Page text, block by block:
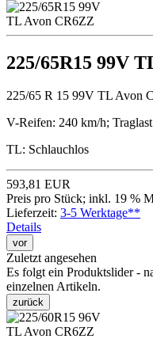
225/65R15 99V
225/65 R 15 99V TL Avon
V-Reifen: 240 km/h;
TL: Schlauchlos
593,81 EUR
Preis pro Stück; inkl. 19 %
Lieferzeit: 3-5 Werktage**
Details
vor
Zuletzt angesehen
Es folgt ein Produktslider -
einzelnen Artikeln.
zurück